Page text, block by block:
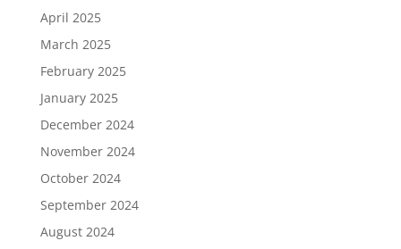
April 2025
March 2025
February 2025
January 2025
December 2024
November 2024
October 2024
September 2024
August 2024